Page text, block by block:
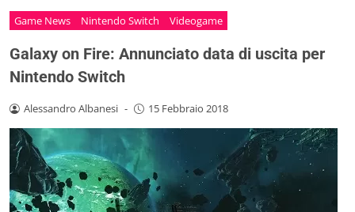
Game News Nintendo Switch Videogame
Galaxy on Fire: Annunciato data di uscita per
Nintendo Switch
Alessandro Albanesi - 15 Febbraio 2018